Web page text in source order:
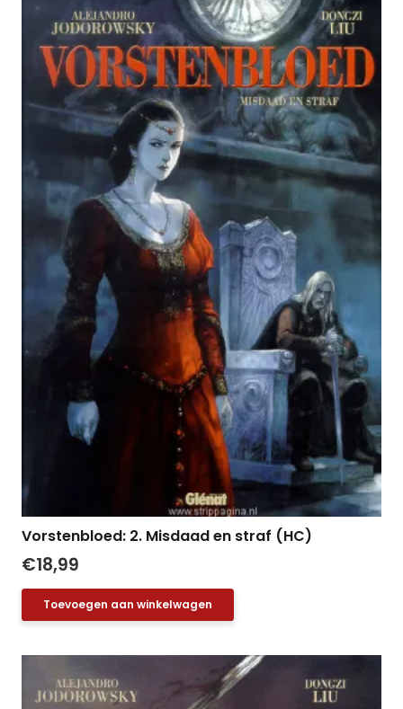
Vorstenbloed: 2. Misdaad en straf (HC)
€18,99
Toevoegen aan winkelwagen